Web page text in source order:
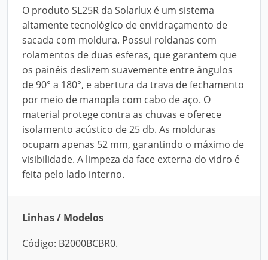
O produto SL25R da Solarlux é um sistema
altamente tecnológico de envidraçamento de
sacada com moldura. Possui roldanas com
rolamentos de duas esferas, que garantem que
os painéis deslizem suavemente entre ângulos
de 90° a 180°, e abertura da trava de fechamento
por meio de manopla com cabo de aço. O
material protege contra as chuvas e oferece
isolamento acústico de 25 db. As molduras
ocupam apenas 52 mm, garantindo o máximo de
visibilidade. A limpeza da face externa do vidro é
feita pelo lado interno.
Linhas / Modelos
Código: B2000BCBR0.